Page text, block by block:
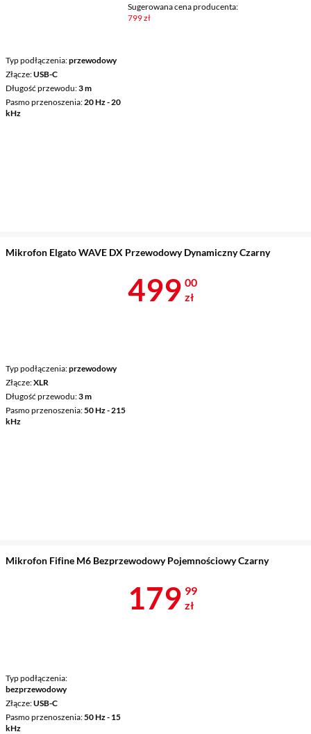
Typ podłączenia przewodowy
Złącze USB-C
Długość przewodu 3 m
Pasmo przenoszenia 20 Hz - 20
kHz
Sugerowana cena producenta:
799 zł
Mikrofon Elgato WAVE DX Przewodowy Dynamiczny Czarny
Typ podłączenia przewodowy
Złącze XLR
Długość przewodu 3 m
Pasmo przenoszenia 50 Hz - 215
kHz
Cena 499 zł
499 00
zł
Mikrofon Fifine M6 Bezprzewodowy Pojemnościowy Czarny
Typ podłączenia
bezprzewodowy
Złącze USB-C
Pasmo przenoszenia 50 Hz - 15
kHz
Cena 179,99
179 99
zł